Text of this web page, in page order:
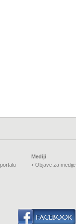
Mediji
Objave za medije